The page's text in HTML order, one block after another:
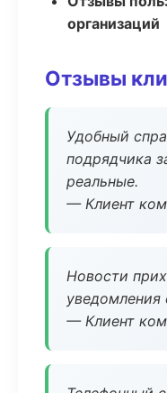
организаций
Отзывы
Удобный
подрядчика
реальные.
— Клиент
Новости
уведомления
— Клиент